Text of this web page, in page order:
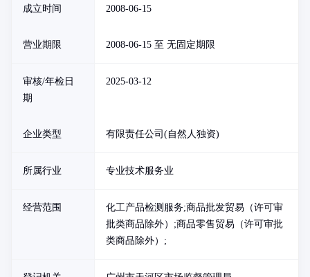
成立时间 2008-06-15
营业期限 2008-06-15 至 无固定期限
审核/年检日
期
2025-03-12
企业类型 有限责任公司(自然人独资)
所属行业 专业技术服务业
经营范围
化工产品检测服务;商品批发贸易（许可审
批类商品除外）;商品零售贸易（许可审批
类商品除外）;